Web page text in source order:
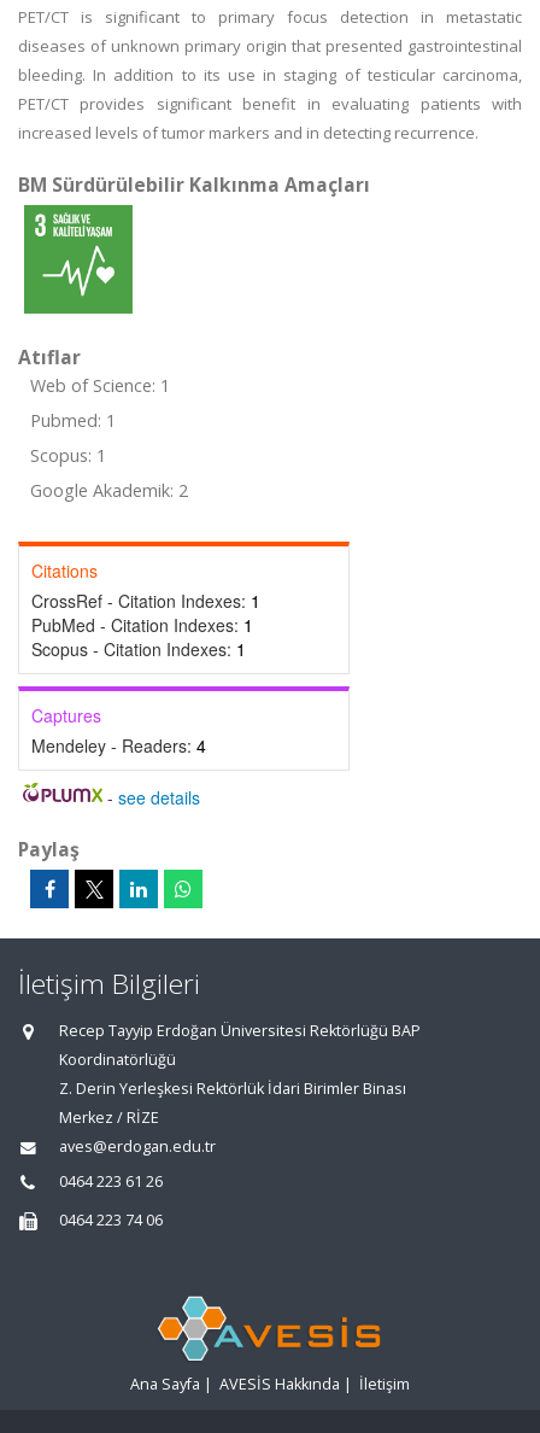
PET/CT is significant to primary focus detection in metastatic
diseases of unknown primary origin that presented gastrointestinal
bleeding. In addition to its use in staging of testicular carcinoma,
PET/CT provides significant benefit in evaluating patients with
increased levels of tumor markers and in detecting recurrence.
BM Sürdürülebilir Kalkınma Amaçları
Atıflar
Web of Science: 1
Pubmed: 1
Scopus: 1
Google Akademik: 2
Citations
CrossRef - Citation Indexes: 1
PubMed - Citation Indexes: 1
Scopus - Citation Indexes: 1
Captures
Mendeley - Readers: 4
- see details
Paylaş
İletişim Bilgileri
Recep Tayyip Erdoğan Üniversitesi Rektörlüğü BAP
Koordinatörlüğü
Z. Derin Yerleşkesi Rektörlük İdari Birimler Binası
Merkez / RİZE
aves@erdogan.edu.tr
0464 223 61 26
0464 223 74 06
Ana Sayfa | AVESİS Hakkında | İletişim